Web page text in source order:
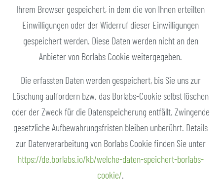
Ihrem Browser gespeichert, in dem die von Ihnen erteilten
Einwilligungen oder der Widerruf dieser Einwilligungen
gespeichert werden. Diese Daten werden nicht an den
Anbieter von Borlabs Cookie weitergegeben.
Die erfassten Daten werden gespeichert, bis Sie uns zur
Löschung auffordern bzw. das Borlabs-Cookie selbst löschen
oder der Zweck für die Datenspeicherung entfällt. Zwingende
gesetzliche Aufbewahrungsfristen bleiben unberührt. Details
zur Datenverarbeitung von Borlabs Cookie finden Sie unter
https://de.borlabs.io/kb/welche-daten-speichert-borlabs-
cookie/.